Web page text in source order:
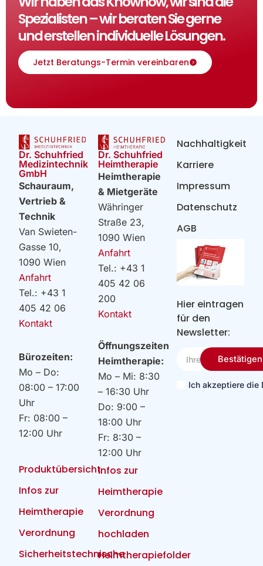
Spezialisten – wir beraten Sie gerne
und erstellen individuelle Lösungen.
Jetzt Beratungs-Termin vereinbaren
Dr. Schuhfried
Medizintechnik
GmbH
Schauraum,
Vertrieb &
Technik
Van Swieten-
Gasse 10,
1090 Wien
Anfahrt
Tel.: +43 1
405 42 06
Kontakt
Bürozeiten:
Mo – Do:
08:00 – 17:00
Uhr
Fr: 08:00 –
12:00 Uhr
Produktübersicht
Infos zur
Heimtherapie
Verordnung
Sicherheitstechnische
Dr. Schuhfried
Heimtherapie
Heimtherapie
& Mietgeräte
Währinger
Straße 23,
1090 Wien
Anfahrt
Tel.: +43 1
405 42 06
200
Kontakt
Öffnungszeiten
Heimtherapie:
Mo – Mi: 8:30
– 16:30 Uhr
Do: 9:00 –
18:00 Uhr
Fr: 8:30 –
12:00 Uhr
Infos zur
Heimtherapie
Verordnung
hochladen
Heimtherapiefolder
Hier eintragen
für den
Newsletter:
Email
Ich akzeptiere die
Bestätigen
Nachhaltigkeit
Karriere
Impressum
Datenschutz
AGB